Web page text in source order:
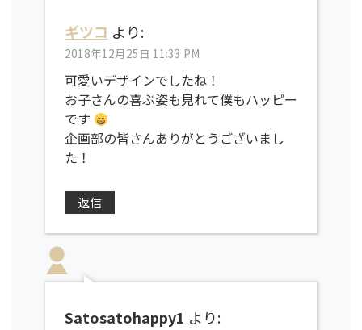
ギツコ より:
2018年12月25日 11:33 PM
可愛いデザインでしたね！
お子さんの喜ぶ姿も見れて僕もハッピー
です
企画部の皆さんありがとうございまし
た！
返信
Satosatohappy1 より: